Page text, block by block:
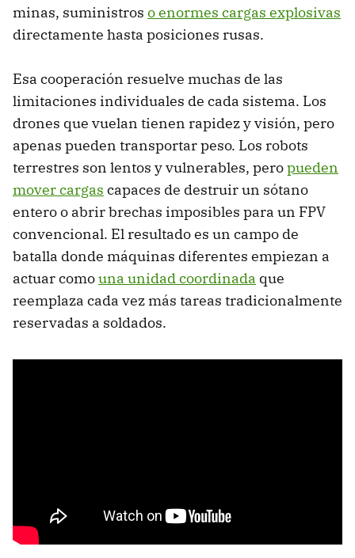
minas, suministros o enormes cargas explosivas
directamente hasta posiciones rusas.
Esa cooperación resuelve muchas de las
limitaciones individuales de cada sistema. Los
drones que vuelan tienen rapidez y visión, pero
apenas pueden transportar peso. Los robots
terrestres son lentos y vulnerables, peropueden
mover cargas capaces de destruir un sótano
entero o abrir brechas imposibles para un FPV
convencional. El resultado es un campo de
batalla donde máquinas diferentes empiezan a
actuar comouna unidad coordinada que
reemplaza cada vez más tareas tradicionalmente
reservadas a soldados.